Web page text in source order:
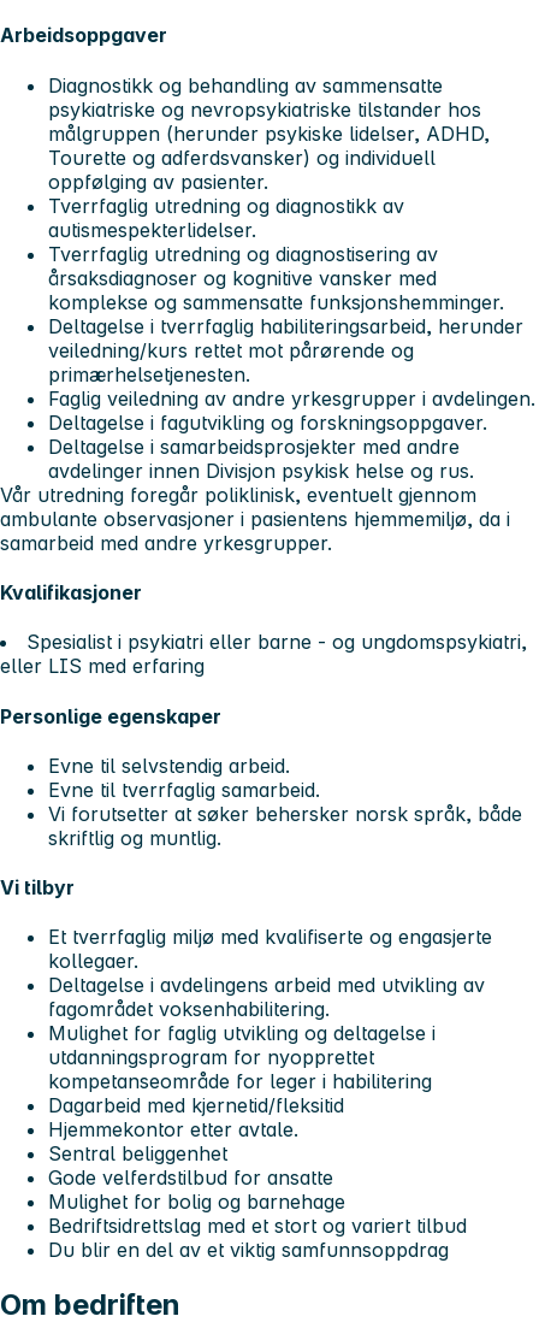
Arbeidsoppgaver
Diagnostikk og behandling av sammensatte
psykiatriske og nevropsykiatriske tilstander hos
målgruppen (herunder psykiske lidelser, ADHD,
Tourette og adferdsvansker) og individuell
oppfølging av pasienter.
Tverrfaglig utredning og diagnostikk av
autismespekterlidelser.
Tverrfaglig utredning og diagnostisering av
årsaksdiagnoser og kognitive vansker med
komplekse og sammensatte funksjonshemminger.
Deltagelse i tverrfaglig habiliteringsarbeid, herunder
veiledning/kurs rettet mot pårørende og
primærhelsetjenesten.
Faglig veiledning av andre yrkesgrupper i avdelingen.
Deltagelse i fagutvikling og forskningsoppgaver.
Deltagelse i samarbeidsprosjekter med andre
avdelinger innen Divisjon psykisk helse og rus.
Vår utredning foregår poliklinisk, eventuelt gjennom
ambulante observasjoner i pasientens hjemmemiljø, da i
samarbeid med andre yrkesgrupper.
Kvalifikasjoner
Spesialist i psykiatri eller barne - og ungdomspsykiatri,
eller LIS med erfaring
Personlige egenskaper
Evne til selvstendig arbeid.
Evne til tverrfaglig samarbeid.
Vi forutsetter at søker behersker norsk språk, både
skriftlig og muntlig.
Vi tilbyr
Et tverrfaglig miljø med kvalifiserte og engasjerte
kollegaer.
Deltagelse i avdelingens arbeid med utvikling av
fagområdet voksenhabilitering.
Mulighet for faglig utvikling og deltagelse i
utdanningsprogram for nyopprettet
kompetanseområde for leger i habilitering
Dagarbeid med kjernetid/fleksitid
Hjemmekontor etter avtale.
Sentral beliggenhet
Gode velferdstilbud for ansatte
Mulighet for bolig og barnehage
Bedriftsidrettslag med et stort og variert tilbud
Du blir en del av et viktig samfunnsoppdrag
Om bedriften